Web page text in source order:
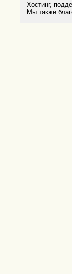
Хостинг,
Мы также